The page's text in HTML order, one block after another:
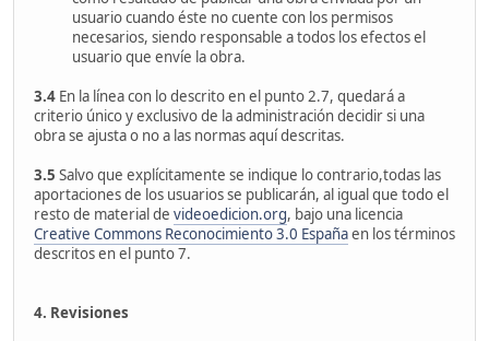
usuario cuando éste no cuente con los permisos
necesarios, siendo responsable a todos los efectos el
usuario que envíe la obra.
3.4 En la línea con lo descrito en el punto 2.7, quedará a
criterio único y exclusivo de la administración decidir si una
obra se ajusta o no a las normas aquí descritas.
3.5 Salvo que explícitamente se indique lo contrario,todas las
aportaciones de los usuarios se publicarán, al igual que todo el
resto de material de videoedicion.org, bajo una licencia
Creative Commons Reconocimiento 3.0 Españaen los términos
descritos en el punto 7.
4. Revisiones